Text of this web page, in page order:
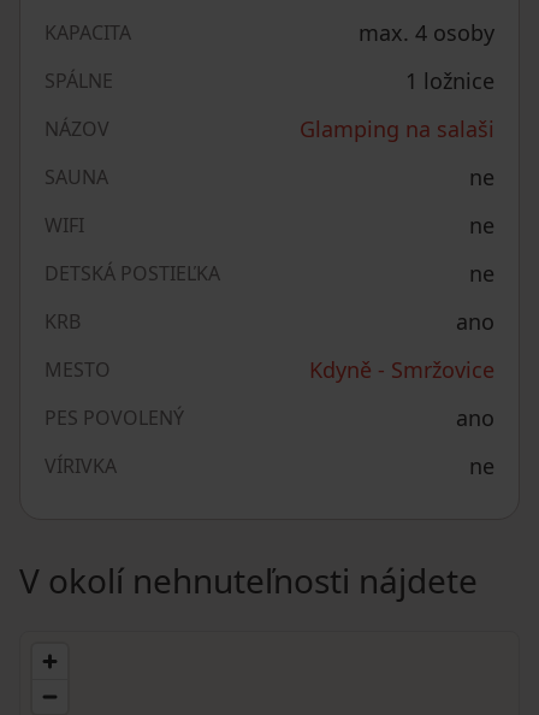
KAPACITA max. 4 osoby
SPÁLNE 1 ložnice
NÁZOV Glamping na salaši
SAUNA ne
WIFI ne
DETSKÁ POSTIEĽKA ne
KRB ano
MESTO Kdyně - Smržovice
PES POVOLENÝ ano
VÍRIVKA ne
V okolí nehnuteľnosti nájdete